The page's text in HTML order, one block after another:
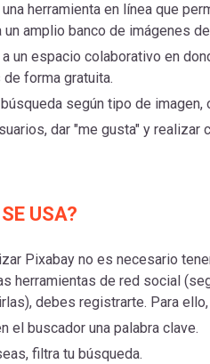
herramienta en línea que
un amplio banco de imágenes
un espacio colaborativo en
forma gratuita.
según tipo de
dar "me gusta" y realizar
USA?
Pixabay no es necesario
herramientas de red social
debes registrarte. Para
el buscador una palabra clave.
filtra tu búsqueda.